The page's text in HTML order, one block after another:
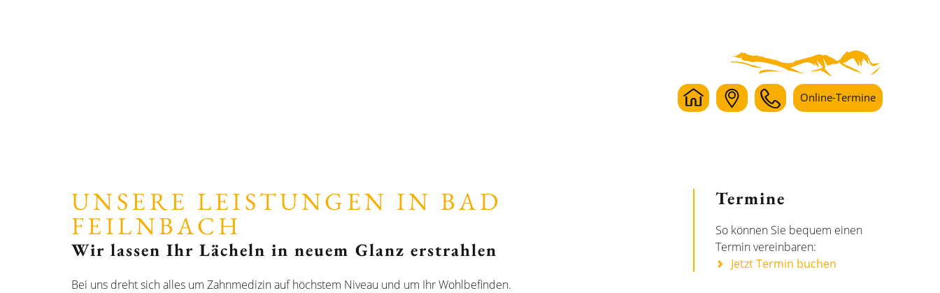
Online-Termine
UNSERE LEISTUNGEN IN BAD
FEILNBACH
Wir lassen Ihr Lächeln in neuem Glanz erstrahlen
Bei uns dreht sich alles um Zahnmedizin auf höchstem Niveau und um Ihr Wohlbefinden.
Termine
So können Sie bequem einen
Termin vereinbaren:
Jetzt Termin buchen